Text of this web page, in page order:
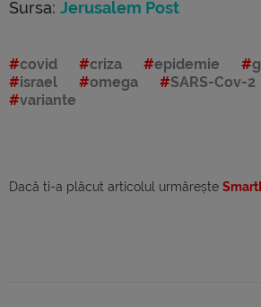
Sursa: Jerusalem Post
covid criza epidemie
israel
omega SARS-Cov-2
variante
Dacă ti-a plăcut articolul urmărește